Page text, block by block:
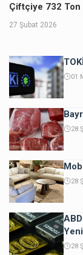
Çiftçiye 732 Ton
27 Şubat 2026
01
28
28
28